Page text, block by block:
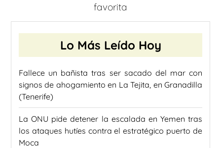
favorita
Lo Más Leído Hoy
Fallece un bañista tras ser sacado del mar con
signos de ahogamiento en La Tejita, en Granadilla
(Tenerife)
La ONU pide detener la escalada en Yemen tras
los ataques hutíes contra el estratégico puerto de
Moca